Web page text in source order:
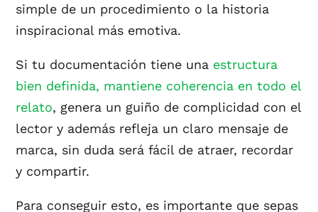
simple de un procedimiento o la historia
inspiracional más emotiva.
Si tu documentación tiene una estructura
bien definida, mantiene coherencia en todo el
relato, genera un guiño de complicidad con el
lector y además refleja un claro mensaje de
marca, sin duda será fácil de atraer, recordar
y compartir.
Para conseguir esto, es importante que sepas